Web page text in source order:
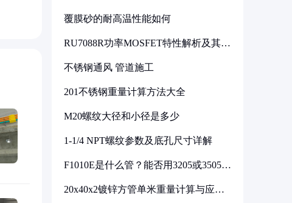
覆膜砂的耐高温性能如何
RU7088R功率MOSFET特性解析及其在
不锈钢通风 管道施工
201不锈钢重量计算方法大全
M20螺纹大径和小径是多少
1-1/4 NPT螺纹参数及底孔尺寸详解
F1010E是什么管？能否用3205或3505代
20x40x2镀锌方管单米重量计算与应用